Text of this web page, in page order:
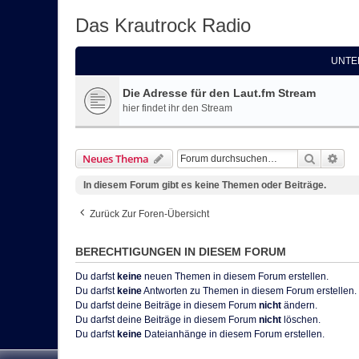
Das Krautrock Radio
Die Adresse für den Laut.fm Stream
hier findet ihr den Stream
Neues Thema Suche
In diesem Forum gibt es keine Themen oder Beiträge.
Zurück Zur Foren-Übersicht
BERECHTIGUNGEN IN DIESEM FORUM
Du darfst keine neuen Themen in diesem Forum erstellen.
Du darfst keineAntworten zu Themen in diesem Forum erstellen.
Du darfst deine Beiträge in diesem Forum nicht ändern.
Du darfst deine Beiträge in diesem Forum nicht löschen.
Du darfst keine Dateianhänge in diesem Forum erstellen.